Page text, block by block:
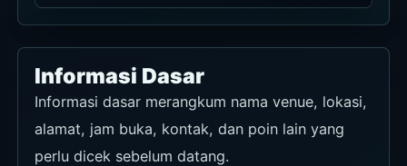
Informasi Dasar
Informasi dasar merangkum nama venue, lokasi,
alamat, jam buka, kontak, dan poin lain yang
perlu dicek sebelum datang.